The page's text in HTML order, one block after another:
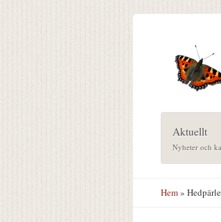
Aktuellt
Nyheter och
Hem»